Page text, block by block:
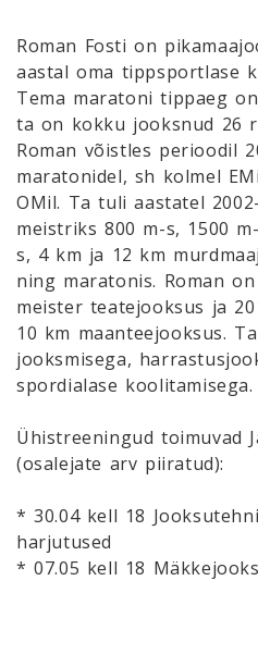
Roman Fosti on
aastal oma tippsportlase
Tema maratoni tippaeg
ta on kokku jooksnud 26
Roman võistles perioodil
maratonidel, sh kolmel
OMil. Ta tuli aastatel
meistriks 800 m-s, 1500
s, 4 km ja 12 km
ning maratonis. Roman
meister teatejooksus ja
10 km maanteejooksus.
jooksmisega,
spordialase koolitamisega.
Ühistreeningud toimuvad
(osalejate arv piiratud):
* 30.04 kell 18
harjutused
* 07.05 kell 18